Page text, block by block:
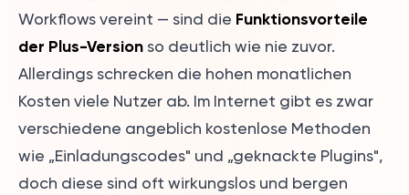
Workflows vereint — sind die Funktionsvorteile
der Plus-Version so deutlich wie nie zuvor.
Allerdings schrecken die hohen monatlichen
Kosten viele Nutzer ab. Im Internet gibt es zwar
verschiedene angeblich kostenlose Methoden
wie „Einladungscodes" und „geknackte Plugins",
doch diese sind oft wirkungslos und bergen